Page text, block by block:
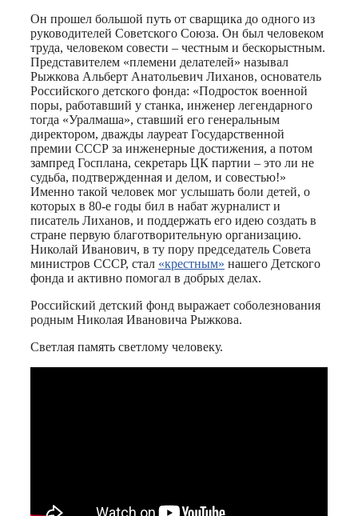
Он прошел большой путь от сварщика до одного из
руководителей Советского Союза. Он был человеком
труда, человеком совести – честным и бескорыстным.
Представителем «племени делателей» называл
Рыжкова Альберт Анатольевич Лиханов, основатель
Российского детского фонда: «Подросток военной
поры, работавший у станка, инженер легендарного
тогда «Уралмаша», ставший его генеральным
директором, дважды лауреат Государственной
премии СССР за инженерные достижения, а потом
зампред Госплана, секретарь ЦК партии – это ли не
судьба, подтвержденная и делом, и совестью!»
Именно такой человек мог услышать боли детей, о
которых в 80-е годы бил в набат журналист и
писатель Лиханов, и поддержать его идею создать в
стране первую благотворительную организацию.
Николай Иванович, в ту пору председатель Совета
министров СССР, стал «крестным» нашего Детского
фонда и активно помогал в добрых делах.
Российский детский фонд выражает соболезнования
родным Николая Ивановича Рыжкова.
Светлая память светлому человеку.